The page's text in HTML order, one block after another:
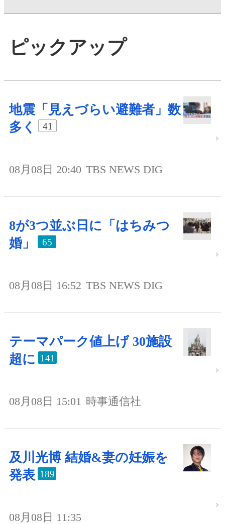
ピックアップ
地震「見えづらい避難者」数
多く
41
08月08日 20:40 TBS NEWS DIG
8が3つ並ぶ日に「はちみつ
婚」
65
08月08日 16:52 TBS NEWS DIG
テーマパーク値上げ 30施設
超に 141
08月08日 15:01 時事通信社
及川光博 結婚&妻の妊娠を
発表 189
08月08日 11:35